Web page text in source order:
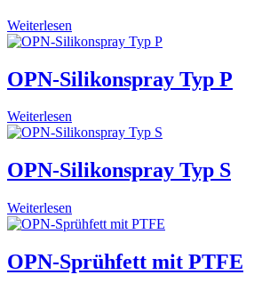
Weiterlesen
OPN-Silikonspray Typ P
Weiterlesen
OPN-Silikonspray Typ S
Weiterlesen
OPN-Sprühfett mit PTFE